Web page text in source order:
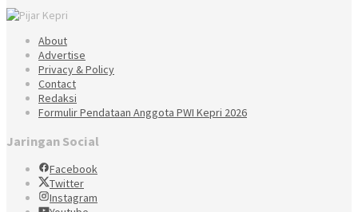
About
Advertise
Privacy & Policy
Contact
Redaksi
Formulir Pendataan Anggota PWI Kepri 2026
Jaringan Social
Facebook
Twitter
Instagram